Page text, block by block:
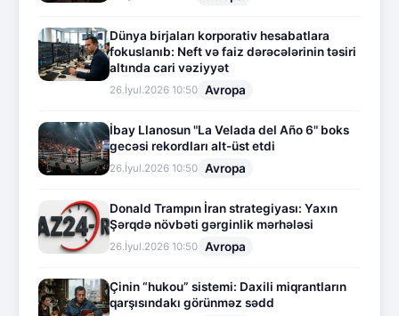
Dünya birjaları korporativ hesabatlara
fokuslanıb: Neft və faiz dərəcələrinin təsiri
altında cari vəziyyət
26.İyul.2026 10:50 Avropa
İbay Llanosun "La Velada del Año 6" boks
gecəsi rekordları alt-üst etdi
26.İyul.2026 10:50 Avropa
Donald Trampın İran strategiyası: Yaxın
Şərqdə növbəti gərginlik mərhələsi
26.İyul.2026 10:50 Avropa
Çinin “hukou” sistemi: Daxili miqrantların
qarşısındakı görünməz sədd